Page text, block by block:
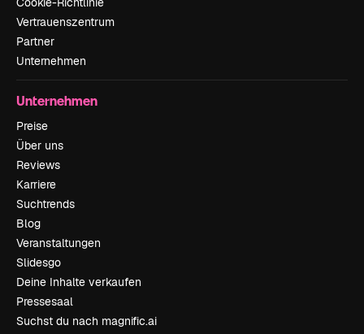
Vertrauenszentrum
Partner
Unternehmen
Unternehmen
Preise
Über uns
Reviews
Karriere
Suchtrends
Blog
Veranstaltungen
Slidesgo
Deine Inhalte verkaufen
Pressesaal
Suchst du nach magnific.ai